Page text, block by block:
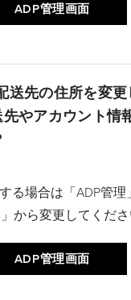
ADP管理画面
送先の住所を変
やアカウント情
る場合は「ADP管
から変更してくださ
ADP管理画面